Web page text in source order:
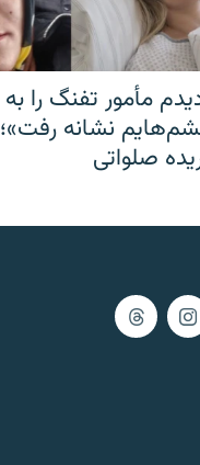
مأمور تفنگ را
نشانه
صلواتی